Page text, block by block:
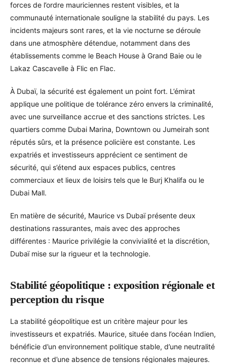
forces de l’ordre mauriciennes restent visibles, et la
communauté internationale souligne la stabilité du pays. Les
incidents majeurs sont rares, et la vie nocturne se déroule
dans une atmosphère détendue, notamment dans des
établissements comme le Beach House à Grand Baie ou le
Lakaz Cascavelle à Flic en Flac.
À Dubaï, la sécurité est également un point fort. L’émirat
applique une politique de tolérance zéro envers la criminalité,
avec une surveillance accrue et des sanctions strictes. Les
quartiers comme Dubai Marina, Downtown ou Jumeirah sont
réputés sûrs, et la présence policière est constante. Les
expatriés et investisseurs apprécient ce sentiment de
sécurité, qui s’étend aux espaces publics, centres
commerciaux et lieux de loisirs tels que le Burj Khalifa ou le
Dubai Mall.
En matière de sécurité, Maurice vs Dubaï présente deux
destinations rassurantes, mais avec des approches
différentes : Maurice privilégie la convivialité et la discrétion,
Dubaï mise sur la rigueur et la technologie.
Stabilité géopolitique : exposition régionale et
perception du risque
La stabilité géopolitique est un critère majeur pour les
investisseurs et expatriés. Maurice, située dans l’océan Indien,
bénéficie d’un environnement politique stable, d’une neutralité
reconnue et d’une absence de tensions régionales majeures.